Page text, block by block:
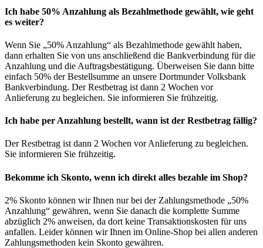
Ich habe 50% Anzahlung als Bezahlmethode gewählt, wie geht
es weiter?
Wenn Sie „50% Anzahlung“ als Bezahlmethode gewählt haben,
dann erhalten Sie von uns anschließend die Bankverbindung für die
Anzahlung und die Auftragsbestätigung. Überweisen Sie dann bitte
einfach 50% der Bestellsumme an unsere Dortmunder Volksbank
Bankverbindung. Der Restbetrag ist dann 2 Wochen vor
Anlieferung zu begleichen. Sie informieren Sie frühzeitig.
Ich habe per Anzahlung bestellt, wann ist der Restbetrag fällig?
Der Restbetrag ist dann 2 Wochen vor Anlieferung zu begleichen.
Sie informieren Sie frühzeitig.
Bekomme ich Skonto, wenn ich direkt alles bezahle im Shop?
2% Skonto können wir Ihnen nur bei der Zahlungsmethode „50%
Anzahlung“ gewähren, wenn Sie danach die komplette Summe
abzüglich 2% anweisen, da dort keine Transaktionskosten für uns
anfallen. Leider können wir Ihnen im Online-Shop bei allen anderen
Zahlungsmethoden kein Skonto gewähren.